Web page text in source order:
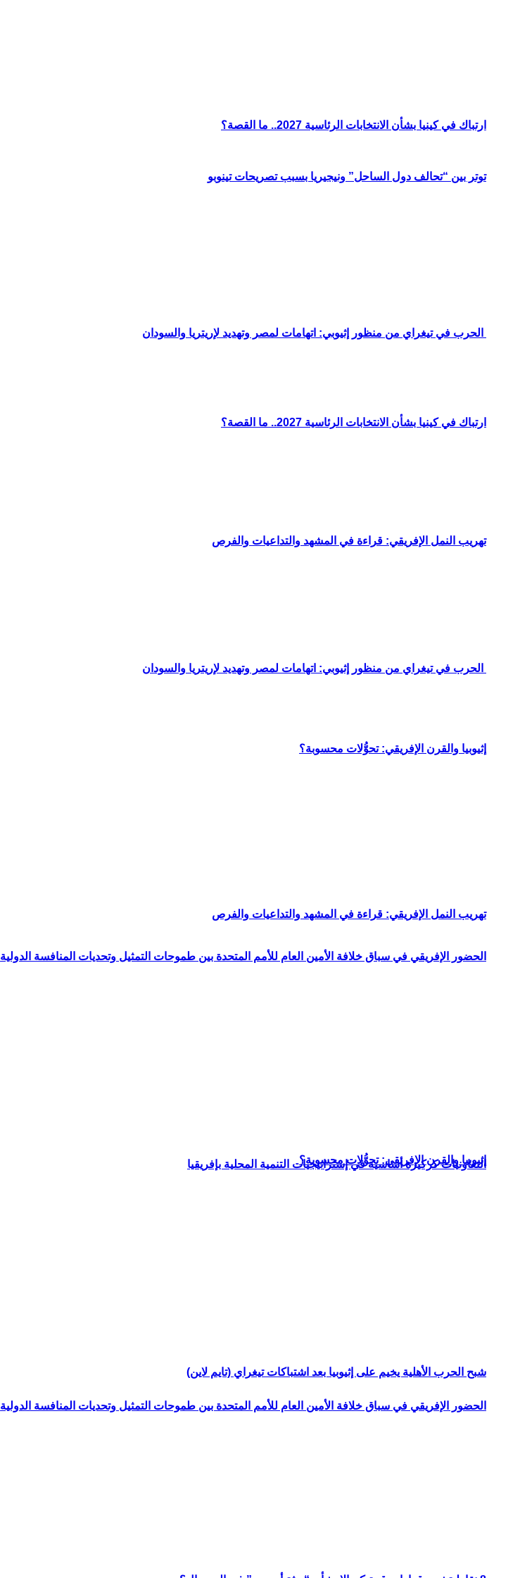
توتر بين “تحالف دول الساحل” ونيجيريا بسبب تصريحات تينوبو
ارتباك في كينيا بشأن الانتخابات الرئاسية 2027.. ما القصة؟
الحرب في تيغراي من منظور إثيوبي: اتهامات لمصر وتهديد لإريتريا والسودان
تهريب النمل الإفريقي: قراءة في المشهد والتداعيات والفرص
إثيوبيا والقرن الإفريقي: تحوُّلات محسوبة؟
الحضور الإفريقي في سباق خلافة الأمين العام للأمم المتحدة بين طموحات التمثيل وتحديات المنافسة الدولية
ارتباك في كينيا بشأن الانتخابات الرئاسية 2027.. ما القصة؟
الحرب في تيغراي من منظور إثيوبي: اتهامات لمصر وتهديد لإريتريا والسودان
تهريب النمل الإفريقي: قراءة في المشهد والتداعيات والفرص
إثيوبيا والقرن الإفريقي: تحوُّلات محسوبة؟
الحضور الإفريقي في سباق خلافة الأمين العام للأمم المتحدة بين طموحات التمثيل وتحديات المنافسة الدولية
التعاونيات كركيزة أساسية في إستراتيجيات التنمية المحلية بإفريقيا
شبح الحرب الأهلية يخيم على إثيوبيا بعد اشتباكات تيغراي (تايم لاين)